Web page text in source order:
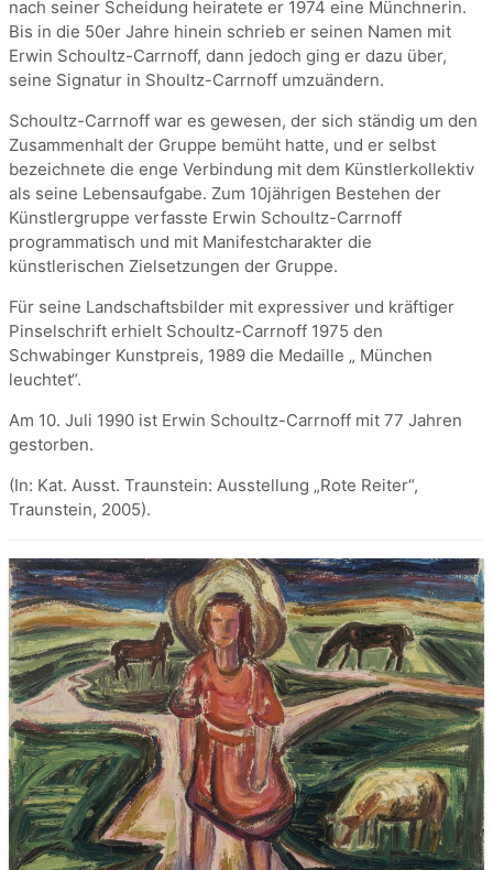
nach seiner Scheidung heiratete er 1974 eine Münchnerin.
Bis in die 50er Jahre hinein schrieb er seinen Namen mit
Erwin Schoultz-Carrnoff, dann jedoch ging er dazu über,
seine Signatur in Shoultz-Carrnoff umzuändern.
Schoultz-Carrnoff war es gewesen, der sich ständig um den
Zusammenhalt der Gruppe bemüht hatte, und er selbst
bezeichnete die enge Verbindung mit dem Künstlerkollektiv
als seine Lebensaufgabe. Zum 10jährigen Bestehen der
Künstlergruppe verfasste Erwin Schoultz-Carrnoff
programmatisch und mit Manifestcharakter die
künstlerischen Zielsetzungen der Gruppe.
Für seine Landschaftsbilder mit expressiver und kräftiger
Pinselschrift erhielt Schoultz-Carrnoff 1975 den
Schwabinger Kunstpreis, 1989 die Medaille „ München
leuchtet“.
Am 10. Juli 1990 ist Erwin Schoultz-Carrnoff mit 77 Jahren
gestorben.
(In: Kat. Ausst. Traunstein: Ausstellung „Rote Reiter“,
Traunstein, 2005).